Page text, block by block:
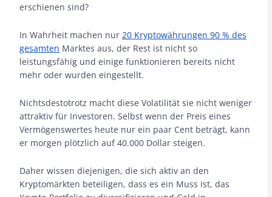
erschienen sind?
In Wahrheit machen nur 20 Kryptowährungen 90 % des
gesamten Marktes aus, der Rest ist nicht so
leistungsfähig und einige funktionieren bereits nicht
mehr oder wurden eingestellt.
Nichtsdestotrotz macht diese Volatilität sie nicht weniger
attraktiv für Investoren. Selbst wenn der Preis eines
Vermögenswertes heute nur ein paar Cent beträgt, kann
er morgen plötzlich auf 40.000 Dollar steigen.
Daher wissen diejenigen, die sich aktiv an den
Kryptomärkten beteiligen, dass es ein Muss ist, das